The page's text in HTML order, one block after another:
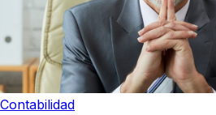
Contabilidad